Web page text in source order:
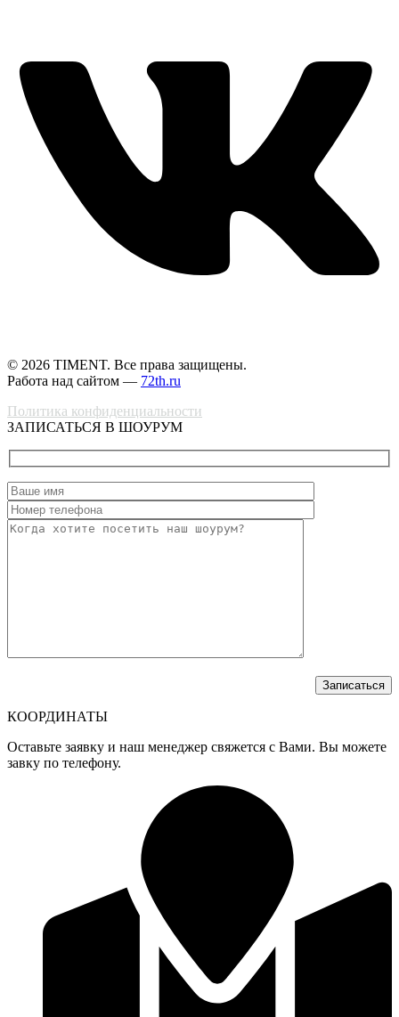
© 2026 TIMENT. Все права защищены.
Работа над сайтом — 72th.ru
Политика конфиденциальности
ЗАПИСАТЬСЯ В ШОУРУМ
КООРДИНАТЫ
Оставьте заявку и наш менеджер свяжется с Вами. Вы можете
завку по телефону.